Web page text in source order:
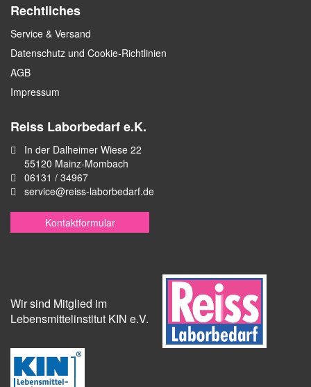
Rechtliches
Service & Versand
Datenschutz und Cookie-Richtlinien
AGB
Impressum
Reiss Laborbedarf e.K.
In der Dalheimer Wiese 22
55120 Mainz-Mombach
06131 / 34967
service@reiss-laborbedarf.de
Kontaktformular
Wir sind Mitglied im
Lebensmittelinstitut KIN e.V.